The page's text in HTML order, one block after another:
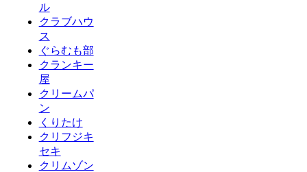
ル
クラブハウ
ス
ぐらむも部
クランキー
屋
クリームパ
ン
くりたけ
クリフジキ
セキ
クリムゾン